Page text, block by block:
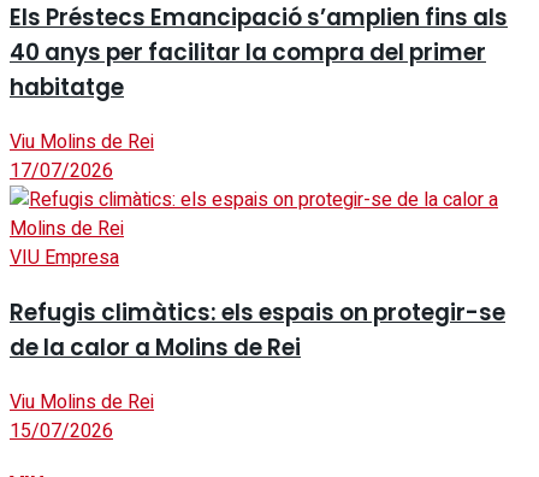
Els Préstecs Emancipació s’amplien fins als
40 anys per facilitar la compra del primer
habitatge
Viu Molins de Rei
17/07/2026
VIU Empresa
Refugis climàtics: els espais on protegir-se
de la calor a Molins de Rei
Viu Molins de Rei
15/07/2026